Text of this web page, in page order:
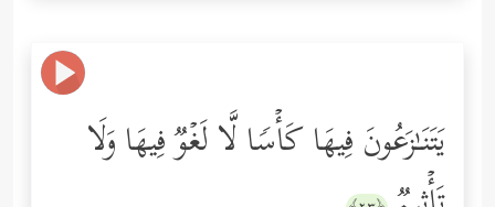
یَتَنَـٰزَعُونَ فِیهَا كَأۡسࣰا لَّا لَغۡوࣱ فِیهَا وَلَا